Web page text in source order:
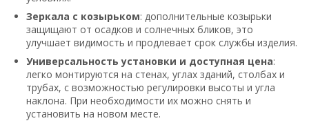
Зеркала с козырьком: дополнительные козырьки
защищают от осадков и солнечных бликов, это
улучшает видимость и продлевает срок службы изделия.
Универсальность установки и доступная цена:
легко монтируются на стенах, углах зданий, столбах и
трубах, с возможностью регулировки высоты и угла
наклона. При необходимости их можно снять и
установить на новом месте.